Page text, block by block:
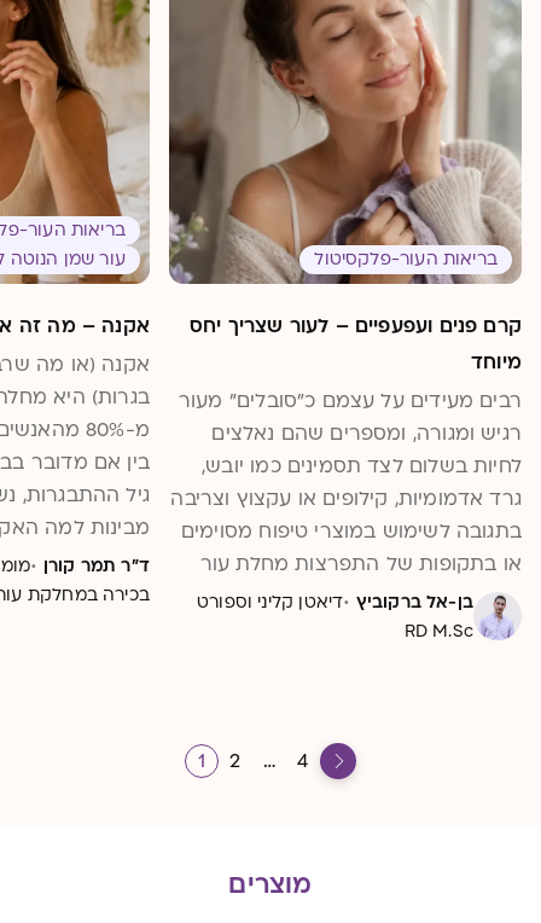
בריאות העור-פלקסיטול
קרם פנים ועפעפיים – לעור שצריך יחס
מיוחד
רבים מעידים על עצמם כ"סובלים" מעור
רגיש ומגורה, ומספרים שהם נאלצים
לחיות בשלום לצד תסמינים כמו יובש,
גרד אדמומיות, קילופים או עקצוץ וצריבה
בתגובה לשימוש במוצרי טיפוח מסוימים
או בתקופות של התפרצות מחלת עור
קיימת. ככל ששכבת העור באזור מסוים
תהיה דקה יותר, כך גדל הסיכון לרגישות
באזור זה של כ- 0.5 מ"מ בלבד
בן-אל ברקוביץ ·דיאטן קליני וספורט
RD M.Sc
בריאות העור-
עור שמן הנוטה
אקנה – מה זה
אקנה (או מה
בגרות) היא
מ-80%
בין אם מדובר
מבינות למה
בגילאי
החזה. חלק
ד״ר תמר קורן ·
בכירה במחלקת
1 2 … 4
מוצרים